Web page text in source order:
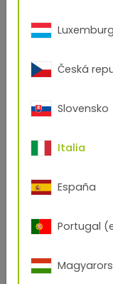
Le resine
lorostabilità
un'elevata
sono adatte a
Solo la
Česká
Slovensko
Italia
España
Portugal